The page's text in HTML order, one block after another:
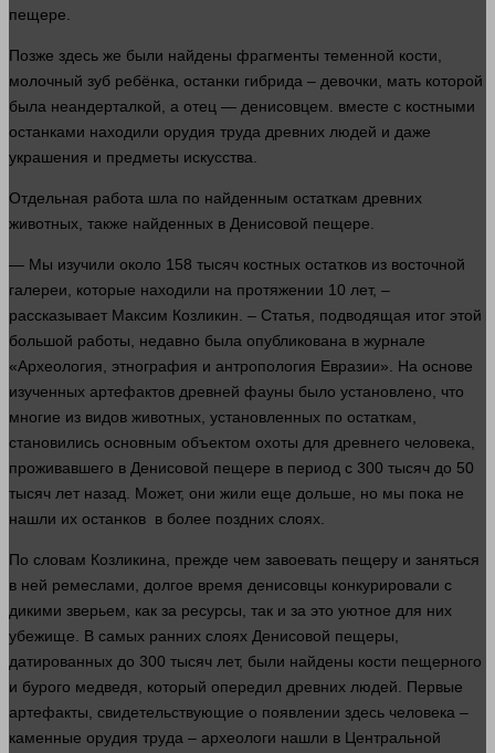
пещере.
Позже здесь же были найдены фрагменты теменной кости
молочный зуб ребёнка, останки гибрида – девочки, мать которой
была неандерталкой, а отец — денисовцем. вместе с костными
останками находили орудия труда древних людей и даже
украшения и предметы искусства.
Отдельная работа шла по найденным остаткам древних
животных, также найденных в Денисовой пещере.
— Мы изучили около 158 тысяч костных остатков из восточной
галереи, которые находили на протяжении 10 лет, –
рассказывает Максим Козликин. – Статья, подводящая итог этой
большой работы , недавно была опубликована в журнале
«Археология, этнография и антропология Евразии». На основе
изученных артефактов древней фауны было установлено, что
многие из видов животных, установленных по остаткам,
становились основным объектом охоты для древнего человека
проживавшего в Денисовой пещере в период с 300 тысяч до 50
тысяч лет назад. Может, они жили еще дольше, но мы пока не
нашли их останков в более поздних слоях.
По словам Козликина, прежде чем завоевать пещеру и заняться
в ней ремеслами, долгое время денисовцы конкурировали с
дикими зверьем, как за ресурсы, так и за это уютное для них
убежище. В самых ранних слоях Денисовой пещеры,
датированных до 300 тысяч лет, были найдены кости пещерного
и бурого медведя, который опередил древних людей . Первые
артефакты, свидетельствующие о появлении здесь человека –
каменные орудия труда – археологи нашли в Центральной